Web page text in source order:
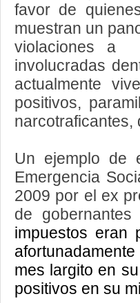
favor de
muestran un
violaciones a
involucradas
actualmente
positivos,
narcotraficantes,
Un ejemplo de
Emergencia
2009 por el ex
de
impuestos eran
mes largito en
positivos en su